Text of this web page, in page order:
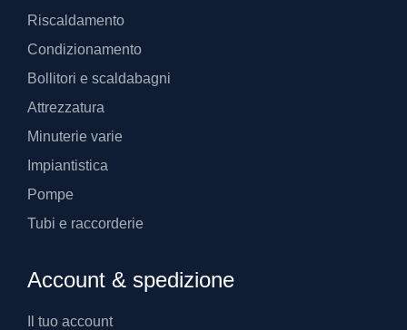
Riscaldamento
Condizionamento
Bollitori e scaldabagni
Attrezzatura
Minuterie varie
Impiantistica
Pompe
Tubi e raccorderie
Account & spedizione
Il tuo account